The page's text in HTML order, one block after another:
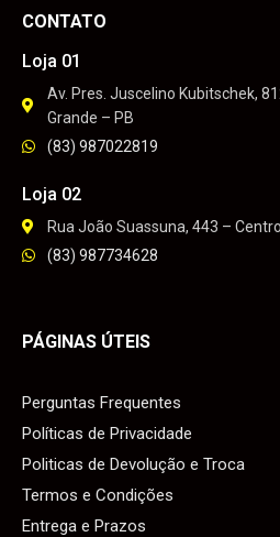
CONTATO
Loja 01
Av. Pres. Juscelino Kubitschek,
Grande – PB
(83) 987022819
Loja 02
Rua João Suassuna, 443 –
(83) 987734628
PÁGINAS ÚTEIS
Perguntas Frequentes
Políticas de Privacidade
Politicas de Devolução e Troca
Termos e Condições
Entrega e Prazos